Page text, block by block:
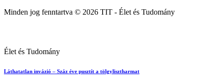
Minden jog fenntartva © 2026 TIT - Élet és Tudomány
Élet és Tudomány
Láthatatlan invázió – Száz éve pusztít a tölgylisztharmat